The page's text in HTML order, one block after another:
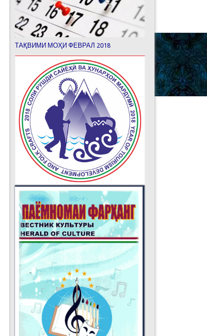
ТАҚВИМИ МОҲИ ФЕВРАЛ 2018